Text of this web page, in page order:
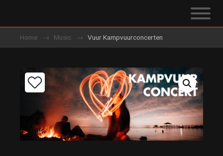
Home Music Vuur Kampvuurconcerten